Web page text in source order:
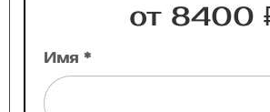
от 8400
Имя *